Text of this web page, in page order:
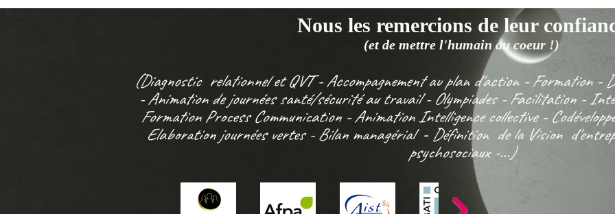
Nous les remercions de leur
(et de mettre l'humain au coeur !)
(Diagnostic relationnel et QVT- Accompagnement au plan d'action - Formation -
- Animation de journées santé/sécurité au travail - Olympiades - Facilitation -
Formation Process Communication -AnimationIntelligence collective -
Elaboration journées vertes - Bilan managérial-Définition de la Vision
psychosociaux -...)